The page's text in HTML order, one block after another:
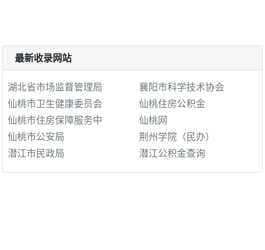
最新收录网站
湖北省市场监督管理局
襄阳市科学技术协会
仙桃市卫生健康委员会
仙桃住房公积金
仙桃市住房保障服务中
仙桃网
仙桃市公安局
荆州学院（民办）
潜江市民政局
潜江公积金查询